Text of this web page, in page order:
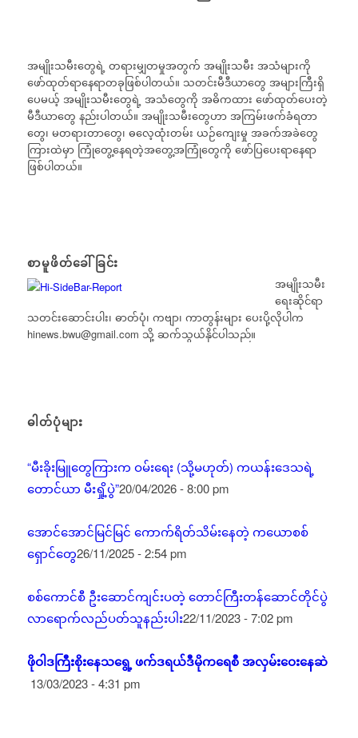
အမျိုးသမီးတွေရဲ့ တရားမျှတမှုအတွက် အမျိုးသမီး အသံများကို
ဖော်ထုတ်ရာနေရာတခုဖြစ်ပါတယ်။ သတင်းမီဒီယာတွေ အများကြီးရှိ
ပေမယ့် အမျိုးသမီးတွေရဲ့ အသံတွေကို အဓိကထား ဖော်ထုတ်ပေးတဲ့
မီဒီယာတွေ နည်းပါတယ်။ အမျိုးသမီးတွေဟာ အကြမ်းဖက်ခံရတာ
တွေ၊ မတရားတာတွေ၊ ဓလေ့ထုံးတမ်း ယဉ်ကျေးမှု အခက်အခဲတွေ
ကြားထဲမှာ ကြုံတွေ့နေရတဲ့အတွေ့အကြုံတွေကို ဖော်ပြပေးရာနေရာ
ဖြစ်ပါတယ်။
စာမူဖိတ်ခေါ်ခြင်း
အမျိုးသမီး
ရေးဆိုင်ရာ
သတင်းဆောင်းပါး၊ ဓာတ်ပုံ၊ ကဗျာ၊ ကာတွန်းများ ပေးပို့လိုပါက
hinews.bwu@gmail.com သို့ ဆက်သွယ်နိုင်ပါသည်။
ဓါတ်ပုံများ
“မီးခိုးမြူတွေကြားက ဝမ်းရေး (သို့မဟုတ်) ကယန်းဒေသရဲ့
တောင်ယာ မီးရှို့ပွဲ”20/04/2026 - 8:00 pm
အောင်အောင်မြင်မြင် ကောက်ရိတ်သိမ်းနေတဲ့ ကယောစစ်
ရှောင်တွေ26/11/2025 - 2:54 pm
စစ်ကောင်စီ ဦးဆောင်ကျင်းပတဲ့ တောင်ကြီးတန်ဆောင်တိုင်ပွဲ
လာရောက်လည်ပတ်သူနည်းပါး22/11/2023 - 7:02 pm
ဖိုဝါဒကြီးစိုးနေသရွေ့ ဖက်ဒရယ်ဒီမိုကရေစီ အလှမ်းဝေးနေဆဲ
13/03/2023 - 4:31 pm